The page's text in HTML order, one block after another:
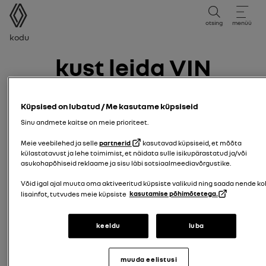
kasutusjuhend
otsing menüü
Leivakruvi
Kodu
Kust leida VIN
VIN on ainulaadne 17-kohaline kood (tähed ja numbrid),
mis tuvastab teie sõiduki.
Selle leiate oma registreerimistunnistuse väljal"E",
tavaliselt dokumendi keskosa ülaosast.
VF1ABCD1234567890
Küpsised on lubatud / Me kasutame küpsiseid
Sinu andmete kaitse on meie prioriteet.
Meie veebilehed ja sellepartnerid
kasutavad küpsiseid, et mõõta
külastatavust ja lehe toimimist, et näidata sulle isikupärastatud ja/või
asukohapõhiseid reklaame ja sisu läbi sotsiaalmeediavõrgustike.
Võid igal ajal muuta oma aktiveeritud küpsiste valikuid ning saada nende
lisainfot, tutvudes meie küpsiste kasutamise põhimõtetega.
keeldu luba
muuda eelistusi